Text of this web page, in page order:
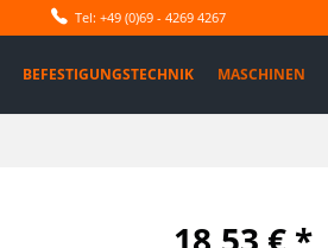
Tel: +49 (0)69 - 4269 4267
BEFESTIGUNGSTECHNIK MASCHINEN